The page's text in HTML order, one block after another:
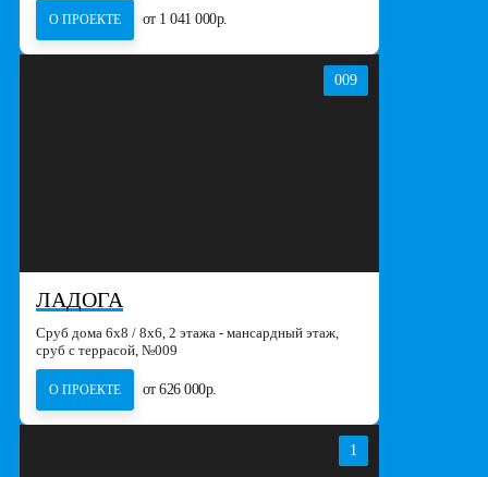
О ПРОЕКТЕ от 1 041 000р.
009
ЛАДОГА
Сруб дома 6х8 / 8x6, 2 этажа - мансардный этаж,
сруб с террасой, №009
О ПРОЕКТЕ от 626 000р.
1